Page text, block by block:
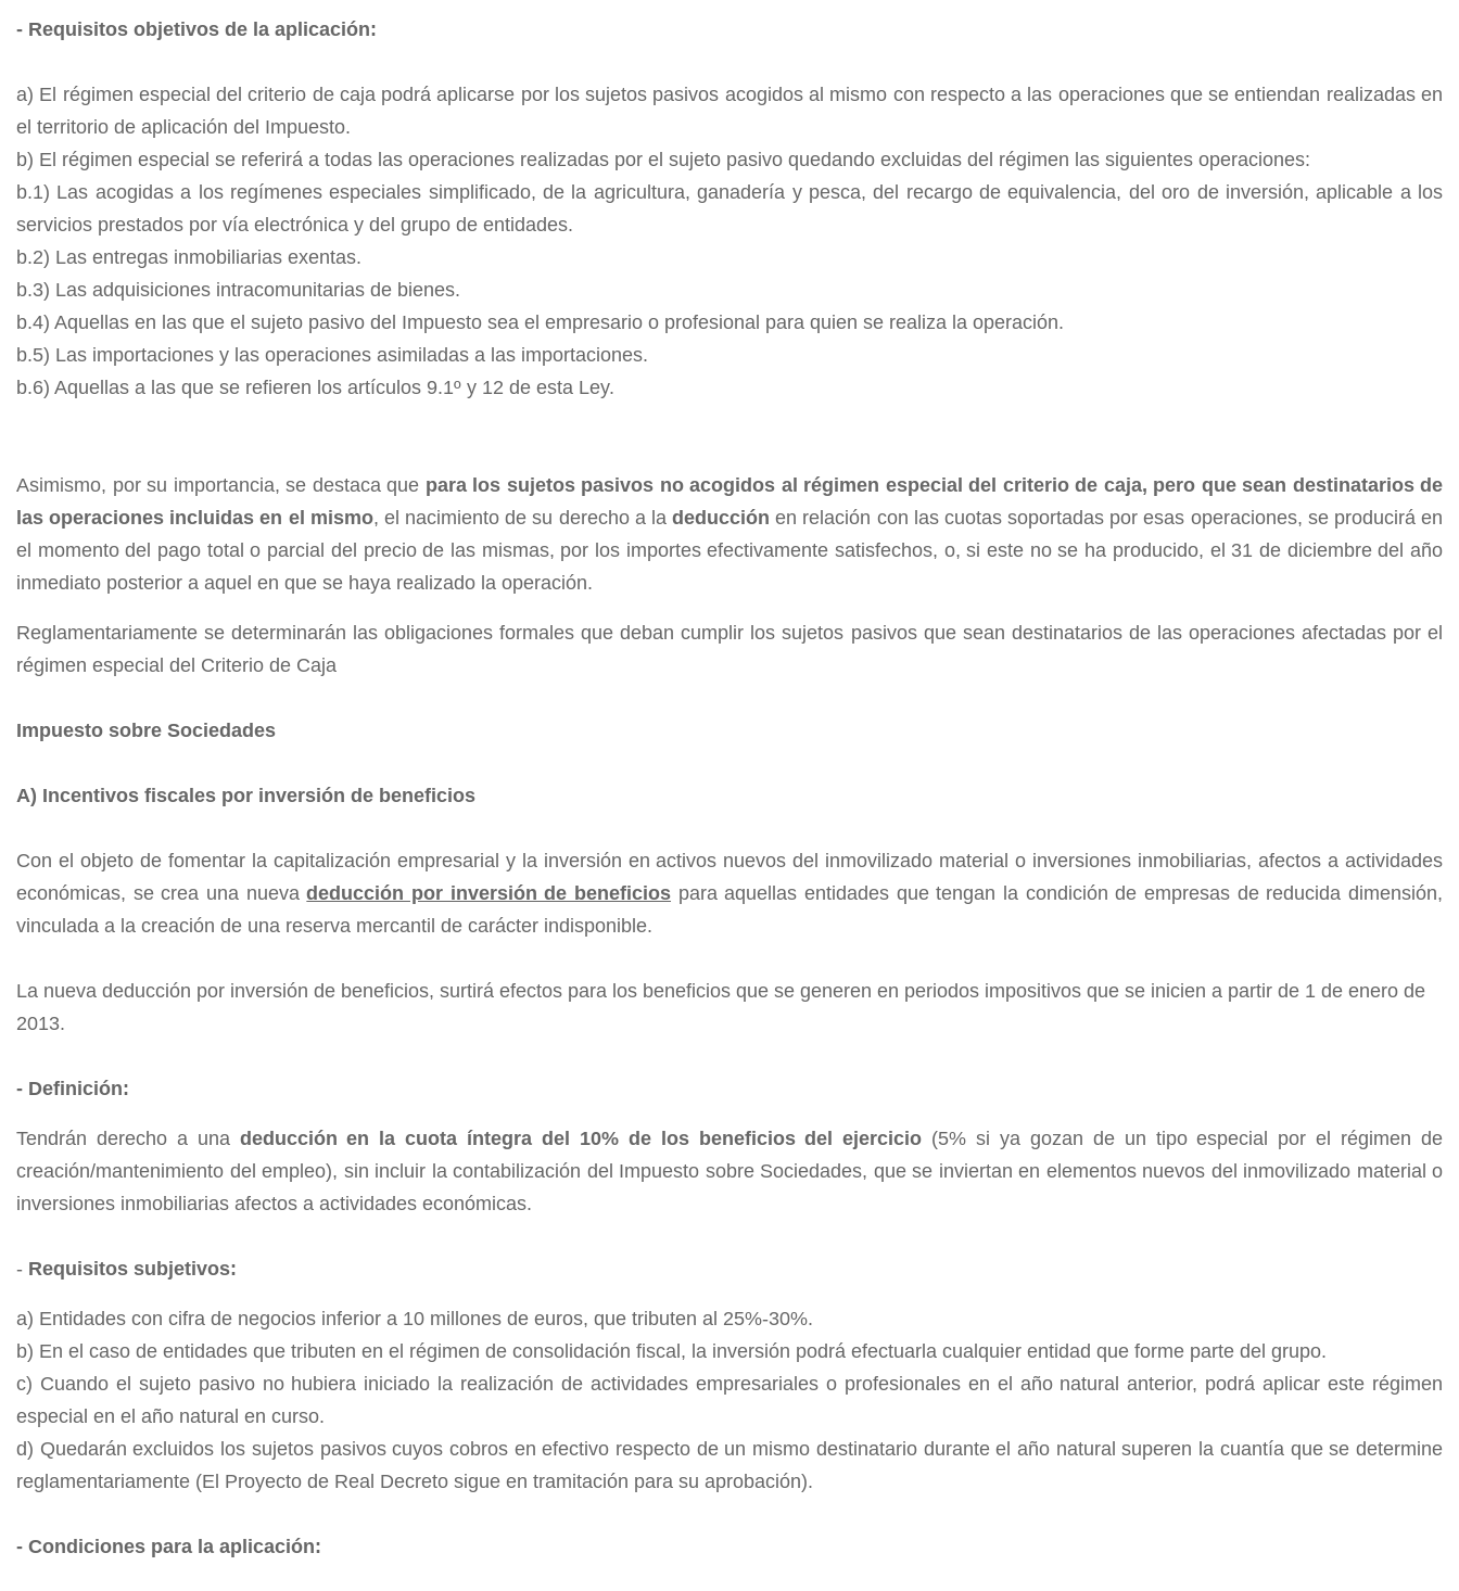
- Requisitos objetivos de la aplicación:
a) El régimen especial del criterio de caja podrá aplicarse por los sujetos pasivos acogidos al mismo con respecto a las operaciones que se entiendan realizadas en
el territorio de aplicación del Impuesto.
b) El régimen especial se referirá a todas las operaciones realizadas por el sujeto pasivo quedando excluidas del régimen las siguientes operaciones:
b.1) Las acogidas a los regímenes especiales simplificado, de la agricultura, ganadería y pesca, del recargo de equivalencia, del oro de inversión, aplicable a los
servicios prestados por vía electrónica y del grupo de entidades.
b.2) Las entregas inmobiliarias exentas.
b.3) Las adquisiciones intracomunitarias de bienes.
b.4) Aquellas en las que el sujeto pasivo del Impuesto sea el empresario o profesional para quien se realiza la operación.
b.5) Las importaciones y las operaciones asimiladas a las importaciones.
b.6) Aquellas a las que se refieren los artículos 9.1º y 12 de esta Ley.
Asimismo, por su importancia, se destaca que para los sujetos pasivos no acogidos al régimen especial del criterio de caja, pero que sean destinatarios de
las operaciones incluidas en el mismo, el nacimiento de su derecho a ladeducción en relación con las cuotas soportadas por esas operaciones, se producirá en
el momento del pago total o parcial del precio de las mismas, por los importes efectivamente satisfechos, o, si este no se ha producido, el 31 de diciembre del año
inmediato posterior a aquel en que se haya realizado la operación.
Reglamentariamente se determinarán las obligaciones formales que deban cumplir los sujetos pasivos que sean destinatarios de las operaciones afectadas por el
régimen especial del Criterio de Caja
Impuesto sobre Sociedades
A) Incentivos fiscales por inversión de beneficios
Con el objeto de fomentar la capitalización empresarial y la inversión en activos nuevos del inmovilizado material o inversiones inmobiliarias, afectos a actividades
económicas, se crea una nuevadeducción por inversión de beneficios para aquellas entidades que tengan la condición de empresas de reducida dimensión,
vinculada a la creación de una reserva mercantil de carácter indisponible.
La nueva deducción por inversión de beneficios, surtirá efectos para los beneficios que se generen en periodos impositivos que se inicien a partir de 1 de enero de
2013.
- Definición:
Tendrán derecho a una deducción en la cuota íntegra del 10% de los beneficios del ejercicio (5% si ya gozan de un tipo especial por el régimen de
creación/mantenimiento del empleo), sin incluir la contabilización del Impuesto sobre Sociedades, que se inviertan en elementos nuevos del inmovilizado material o
inversiones inmobiliarias afectos a actividades económicas.
- Requisitos subjetivos:
a) Entidades con cifra de negocios inferior a 10 millones de euros, que tributen al 25%-30%.
b) En el caso de entidades que tributen en el régimen de consolidación fiscal, la inversión podrá efectuarla cualquier entidad que forme parte del grupo.
c) Cuando el sujeto pasivo no hubiera iniciado la realización de actividades empresariales o profesionales en el año natural anterior, podrá aplicar este régimen
especial en el año natural en curso.
d) Quedarán excluidos los sujetos pasivos cuyos cobros en efectivo respecto de un mismo destinatario durante el año natural superen la cuantía que se determine
reglamentariamente (El Proyecto de Real Decreto sigue en tramitación para su aprobación).
- Condiciones para la aplicación: